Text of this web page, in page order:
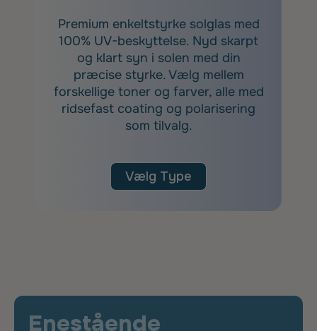
Premium enkeltstyrke solglas med
100% UV-beskyttelse. Nyd skarpt
og klart syn i solen med din
præcise styrke. Vælg mellem
forskellige toner og farver, alle med
ridsefast coating og polarisering
som tilvalg.
Vælg Type
Enestående